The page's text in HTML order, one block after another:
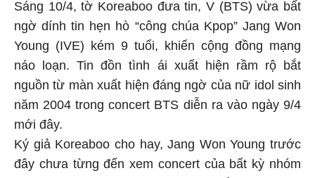
Sáng 10/4, tờ Koreaboo đưa tin, V (BTS) vừa bất
ngờ dính tin hẹn hò “công chúa Kpop” Jang Won
Young (IVE) kém 9 tuổi, khiến cộng đồng mạng
náo loạn. Tin đồn tình ái xuất hiện rầm rộ bắt
nguồn từ màn xuất hiện đáng ngờ của nữ idol sinh
năm 2004 trong concert BTS diễn ra vào ngày 9/4
mới đây.
Ký giả Koreaboo cho hay, Jang Won Young trước
đây chưa từng đến xem concert của bất kỳ nhóm